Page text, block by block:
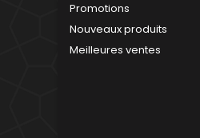
Promotions
Nouveaux produits
Meilleures ventes